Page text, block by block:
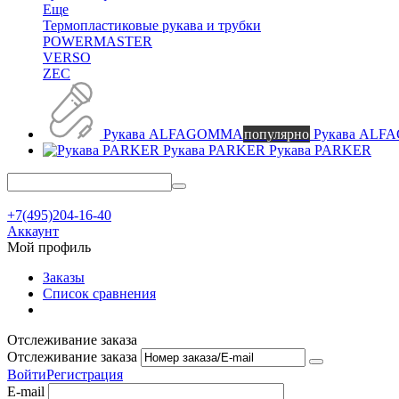
Еще
Термопластиковые рукава и трубки
POWERMASTER
VERSO
ZEC
Рукава ALFAGOMMAпопулярно Рукава
Рукава PARKER Рукава PARKER
+7(495)204-16-40
Аккаунт
Мой профиль
Заказы
Список сравнения
Отслеживание заказа
Отслеживание заказа
ВойтиРегистрация
E-mail